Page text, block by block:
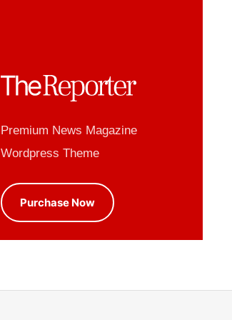
Premium News Magazine
Wordpress Theme
Purchase Now